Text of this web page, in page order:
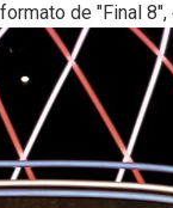
de "Final 8",